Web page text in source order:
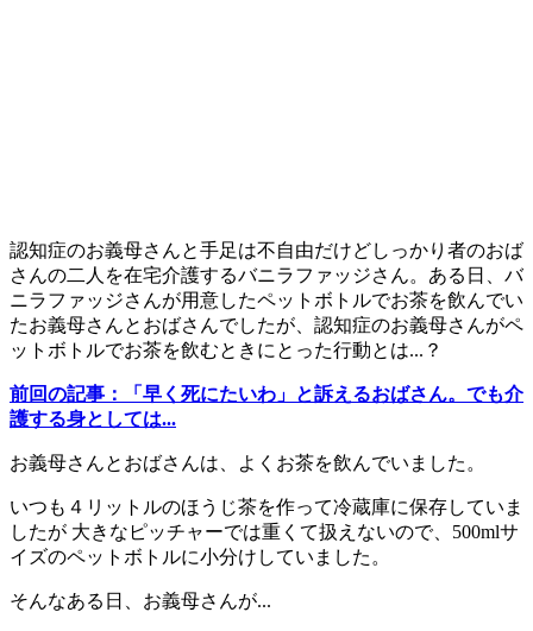
認知症のお義母さんと手足は不自由だけどしっかり者のおば
さんの二人を在宅介護するバニラファッジさん。ある日、バ
ニラファッジさんが用意したペットボトルでお茶を飲んでい
たお義母さんとおばさんでしたが、認知症のお義母さんがペ
ットボトルでお茶を飲むときにとった行動とは...？
前回の記事：「早く死にたいわ」と訴えるおばさん。でも介
護する身としては...
お義母さんとおばさんは、よくお茶を飲んでいました。
いつも４リットルのほうじ茶を作って冷蔵庫に保存していま
したが 大きなピッチャーでは重くて扱えないので、500mlサ
イズのペットボトルに小分けしていました。
そんなある日、お義母さんが...